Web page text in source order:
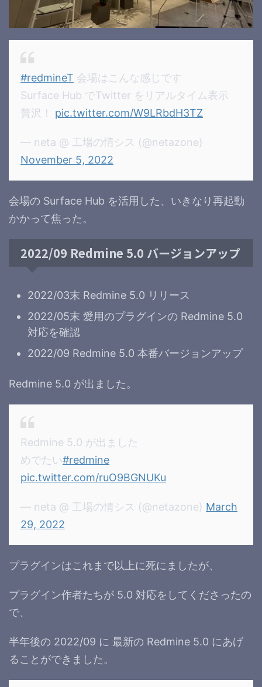
#redmineT 会場はこんな感じです
Surface Hub でTwitter をリアルタイム表示
贅沢！ pic.twitter.com/W9LRbdH3TZ
— neta @ 工場の情シス (@netazone)
November 5, 2022
会場の Surface Hub を活用した、いきなり再起動
かかって焦った。
2022/09 Redmine 5.0 バージョンアップ
2022/03末 Redmine 5.0 リリース
2022/05末 愛用のプラグインの Redmine 5.0
対応を確認
2022/09 Redmine 5.0 本番バージョンアップ
Redmine 5.0 が出ました。
Redmine 5.0 が出ました
めでたい#redmine
pic.twitter.com/ruO9BGNUKu
— neta @ 工場の情シス (@netazone) March
29, 2022
プラグインはこれまで以上に死にましたが、
プラグイン作者たちが 5.0 対応をしてくださったの
で、
半年後の 2022/09 に 最新の Redmine 5.0 にあげ
ることができました。